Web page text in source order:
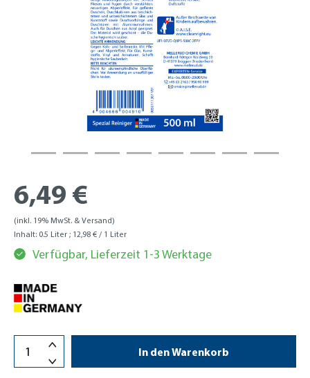
6,49 €
(inkl. 19% MwSt. & Versand)
Inhalt: 0.5 Liter ; 12,98 € / 1 Liter
Verfügbar, Lieferzeit 1-3 Werktage
In den Warenkorb